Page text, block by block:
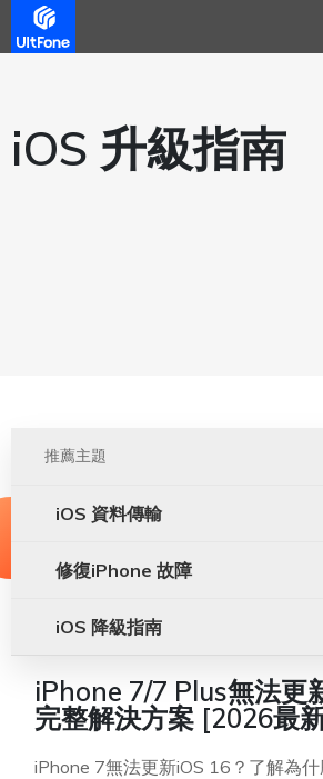
iOS 升級指南
推薦主題
iOS 資料傳輸
修復iPhone 故障
iOS 降級指南
iPhone 7/7 Plus無法更
完整解決方案 [2026最
iPhone 7無法更新iOS 16？了解為